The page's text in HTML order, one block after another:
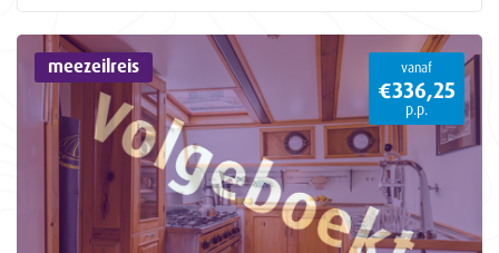
meezeilreis vanaf
€336,25
p.p.